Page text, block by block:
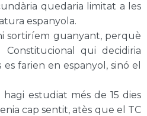
quedaria limitat a les
espanyola.
sortiríem guanyant, perquè
qui decidiria
farien en espanyol, sinó el
estudiat més de 15 dies
cap sentit, atès que el TC